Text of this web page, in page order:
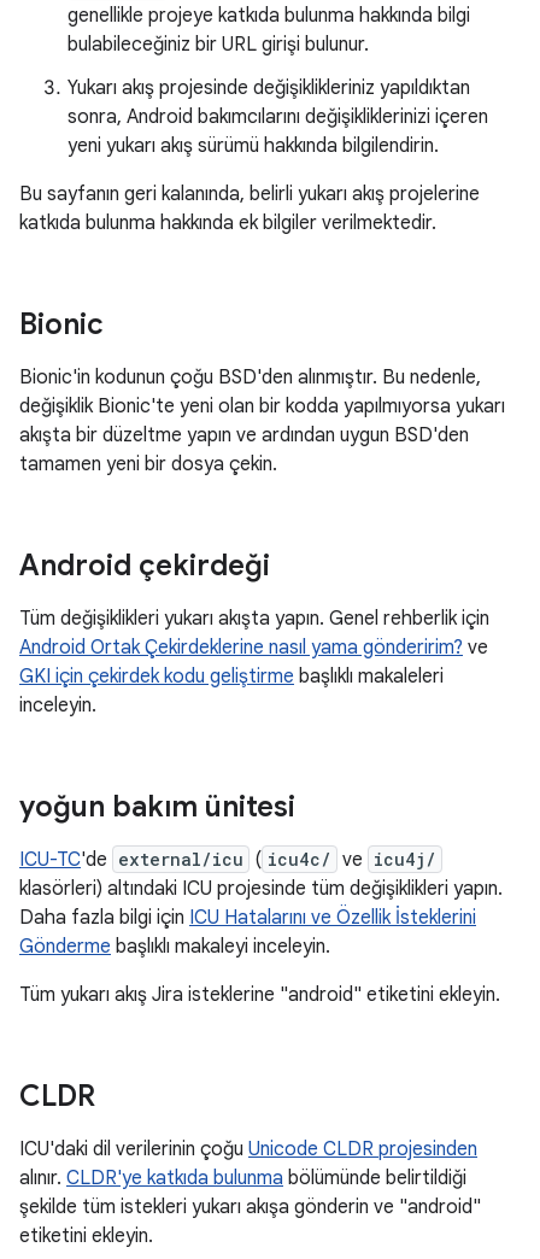
genellikle projeye katkıda bulunma hakkında bilgi
bulabileceğiniz bir URL girişi bulunur.
Yukarı akış projesinde değişiklikleriniz yapıldıktan
sonra, Android bakımcılarını değişikliklerinizi içeren
yeni yukarı akış sürümü hakkında bilgilendirin.
Bu sayfanın geri kalanında, belirli yukarı akış projelerine
katkıda bulunma hakkında ek bilgiler verilmektedir.
Bionic
Bionic'in kodunun çoğu BSD'den alınmıştır. Bu nedenle,
değişiklik Bionic'te yeni olan bir kodda yapılmıyorsa yukarı
akışta bir düzeltme yapın ve ardından uygun BSD'den
tamamen yeni bir dosya çekin.
Android çekirdeği
Tüm değişiklikleri yukarı akışta yapın. Genel rehberlik için
Android Ortak Çekirdeklerine nasıl yama gönderirim? ve
GKI için çekirdek kodu geliştirme başlıklı makaleleri
inceleyin.
yoğun bakım ünitesi
ICU-TC'de external/icu ( icu4c/ ve icu4j/
klasörleri) altındaki ICU projesinde tüm değişiklikleri yapın.
Daha fazla bilgi için ICU Hatalarını ve Özellik İsteklerini
Gönderme başlıklı makaleyi inceleyin.
Tüm yukarı akış Jira isteklerine "android" etiketini ekleyin.
CLDR
ICU'daki dil verilerinin çoğu Unicode CLDR projesinden
alınır. CLDR'ye katkıda bulunma bölümünde belirtildiği
şekilde tüm istekleri yukarı akışa gönderin ve "android"
etiketini ekleyin.